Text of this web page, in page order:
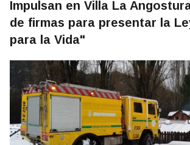
Impulsan en Villa La
de firmas para presentar la
para la Vida"